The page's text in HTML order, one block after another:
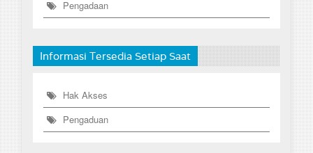
Pengadaan
Informasi Tersedia Setiap Saat
Hak Akses
Pengaduan